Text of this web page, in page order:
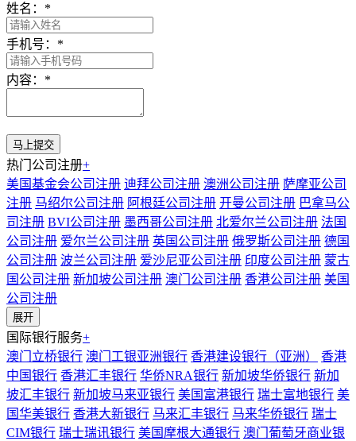
姓名： *
手机号： *
内容： *
热门公司注册+
美国基金会公司注册 迪拜公司注册 澳洲公司注册 萨摩亚公司
注册 马绍尔公司注册 阿根廷公司注册 开曼公司注册 巴拿马公
司注册 BVI公司注册 墨西哥公司注册 北爱尔兰公司注册 法国
公司注册 爱尔兰公司注册 英国公司注册 俄罗斯公司注册 德国
公司注册 波兰公司注册 爱沙尼亚公司注册 印度公司注册 蒙古
国公司注册 新加坡公司注册 澳门公司注册 香港公司注册 美国
公司注册
展开
国际银行服务+
澳门立桥银行 澳门工银亚洲银行 香港建设银行（亚洲）
香港
中国银行 香港汇丰银行 华侨NRA银行 新加坡华侨银行 新加
坡汇丰银行 新加坡马来亚银行 美国富港银行 瑞士富地银行 美
国华美银行 香港大新银行 马来汇丰银行 马来华侨银行 瑞士
CIM银行 瑞士瑞讯银行 美国摩根大通银行 澳门葡萄牙商业银